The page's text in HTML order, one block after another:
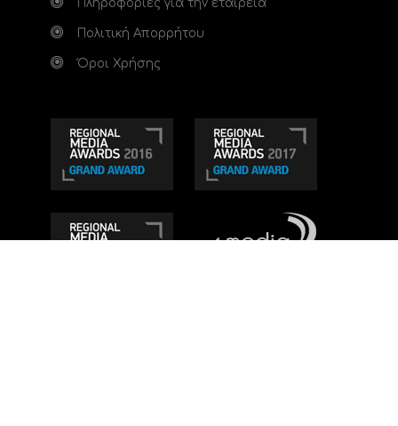
Πληροφορίες για την εταιρεία
Πολιτική Απορρήτου
Όροι Χρήσης